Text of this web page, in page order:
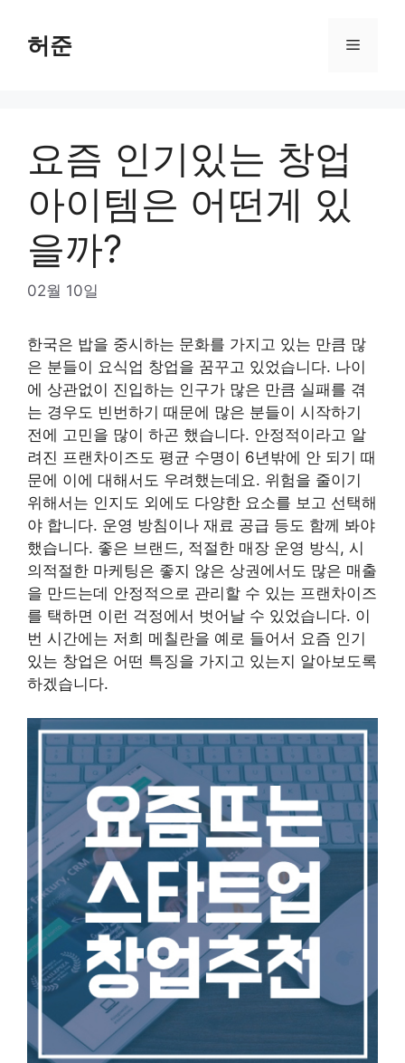
content
허준 Menu
요즘 인기있는 창업
아이템은 어떤게 있
을까?
02월 10일
한국은 밥을 중시하는 문화를 가지고 있는 만큼 많
은 분들이 요식업 창업을 꿈꾸고 있었습니다. 나이
에 상관없이 진입하는 인구가 많은 만큼 실패를 겪
는 경우도 빈번하기 때문에 많은 분들이 시작하기
전에 고민을 많이 하곤 했습니다. 안정적이라고 알
려진 프랜차이즈도 평균 수명이 6년밖에 안 되기 때
문에 이에 대해서도 우려했는데요. 위험을 줄이기
위해서는 인지도 외에도 다양한 요소를 보고 선택해
야 합니다. 운영 방침이나 재료 공급 등도 함께 봐야
했습니다. 좋은 브랜드, 적절한 매장 운영 방식, 시
의적절한 마케팅은 좋지 않은 상권에서도 많은 매출
을 만드는데 안정적으로 관리할 수 있는 프랜차이즈
를 택하면 이런 걱정에서 벗어날 수 있었습니다. 이
번 시간에는 저희 메칠란을 예로 들어서 요즘 인기
있는 창업은 어떤 특징을 가지고 있는지 알아보도록
하겠습니다.